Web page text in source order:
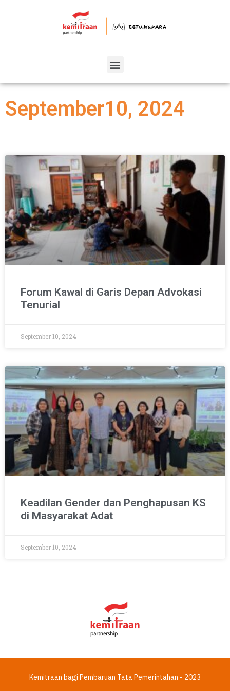
September10, 2024
Forum Kawal di Garis Depan Advokasi
Tenurial
September 10, 2024
Keadilan Gender dan Penghapusan KS
di Masyarakat Adat
September 10, 2024
Kemitraan bagi Pembaruan Tata Pemerintahan - 2023